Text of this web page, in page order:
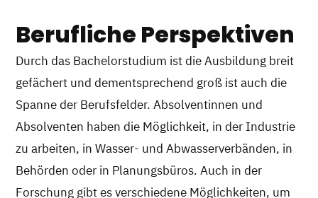
Berufliche Perspektiven
Durch das Bachelorstudium ist die Ausbildung breit
gefächert und dementsprechend groß ist auch die
Spanne der Berufsfelder. Absolventinnen und
Absolventen haben die Möglichkeit, in der Industrie
zu arbeiten, in Wasser- und Abwasserverbänden, in
Behörden oder in Planungsbüros. Auch in der
Forschung gibt es verschiedene Möglichkeiten, um